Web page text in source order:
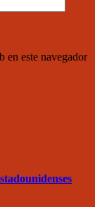
en este navegador